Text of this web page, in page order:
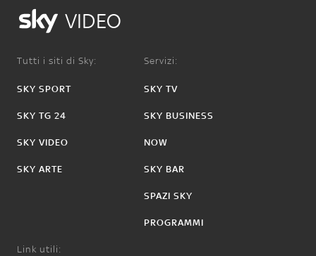
VIDEO
Tutti i siti di Sky:
SKY SPORT
SKY TG 24
SKY VIDEO
SKY ARTE
Servizi:
SKY TV
SKY BUSINESS
NOW
SKY BAR
SPAZI SKY
PROGRAMMI
Link utili: